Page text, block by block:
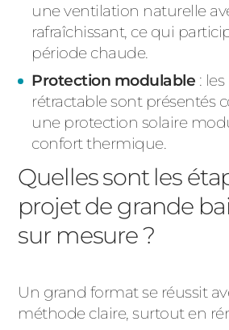
une ventilation naturelle
rafraîchissant, ce qui
période chaude.
Protection modulable :
rétractable sont présentés
une protection solaire
confort thermique.
Quelles sont les
projet de grande
sur mesure ?
Un grand format se réussit
méthode claire, surtout en